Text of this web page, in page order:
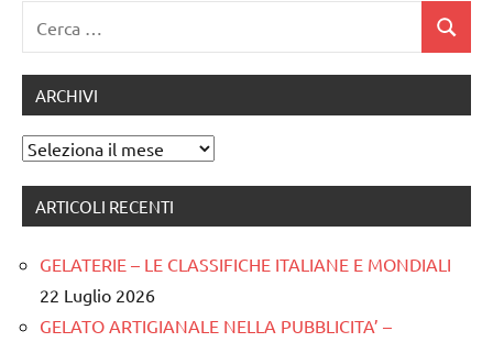
per:
Cerca
ARCHIVI
Archivi
ARTICOLI RECENTI
GELATERIE – LE CLASSIFICHE ITALIANE E MONDIALI
22 Luglio 2026
GELATO ARTIGIANALE NELLA PUBBLICITA’ –